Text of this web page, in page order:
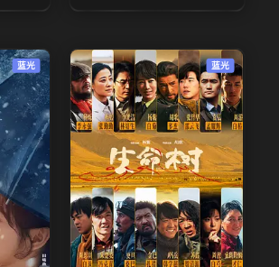
蓝光 蓝光